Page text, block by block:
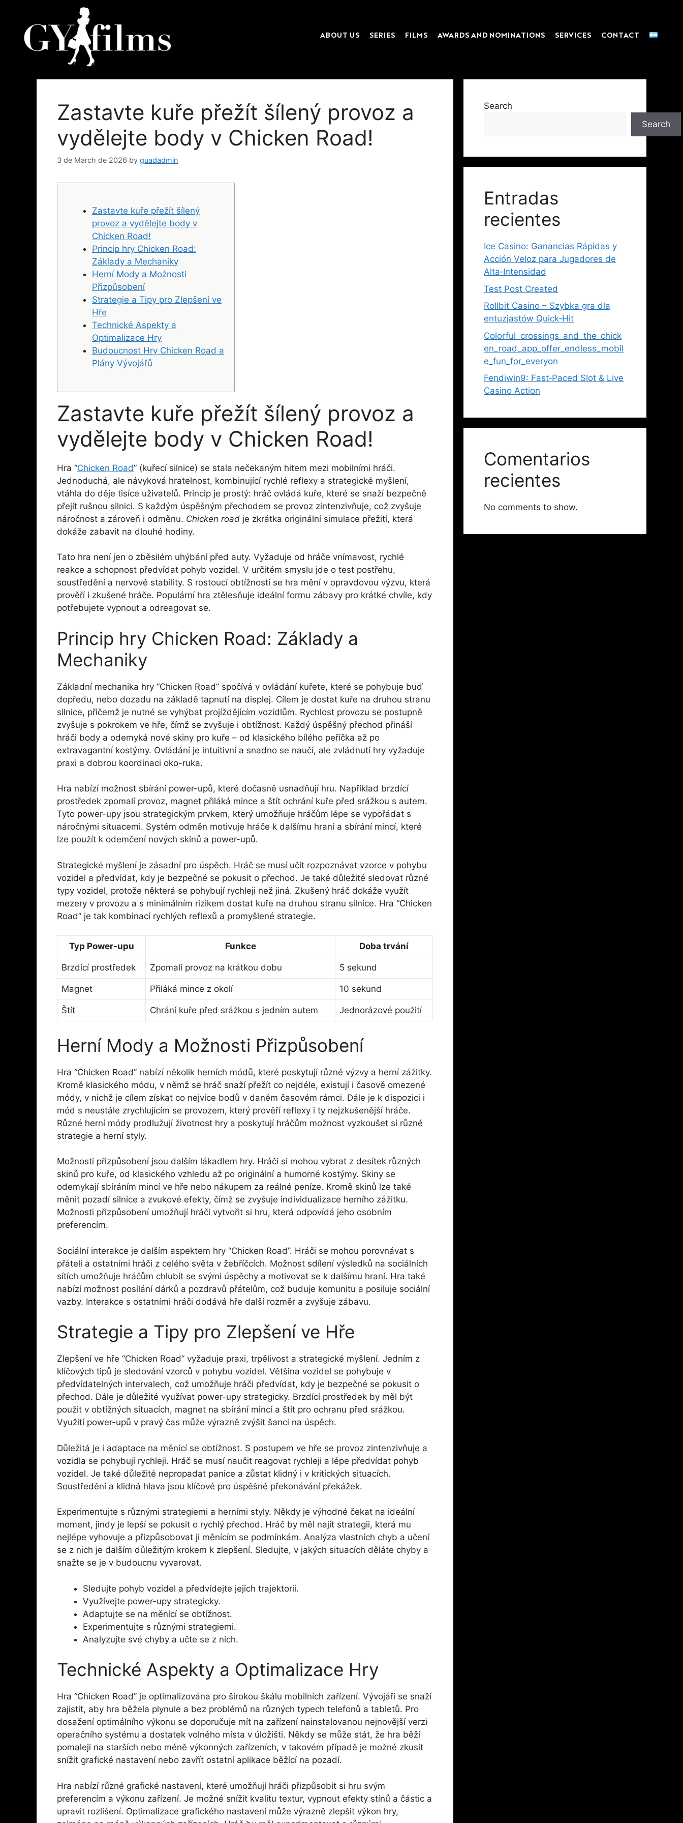
ABOUT US SERIES FILMS AWARDS AND NOMINATIONS SERVICES CONTACT
Zastavte kuře přežít šílený provoz a
vydělejte body v Chicken Road!
3 de March de 2026 by guadadmin
Zastavte kuře přežít šílený
provoz a vydělejte body v
Chicken Road!
Princip hry Chicken Road:
Základy a Mechaniky
Herní Mody a Možnosti
Přizpůsobení
Strategie a Tipy pro Zlepšení ve
Hře
Technické Aspekty a
Optimalizace Hry
Budoucnost Hry Chicken Road a
Plány Vývojářů
Zastavte kuře přežít šílený provoz a
vydělejte body v Chicken Road!
Hra “Chicken Road” (kuřecí silnice) se stala nečekaným hitem mezi mobilními hráči.
Jednoduchá, ale návyková hratelnost, kombinující rychlé reflexy a strategické myšlení,
vtáhla do děje tisíce uživatelů. Princip je prostý: hráč ovládá kuře, které se snaží bezpečně
přejít rušnou silnici. S každým úspěšným přechodem se provoz zintenzivňuje, což zvyšuje
náročnost a zároveň i odměnu. Chicken road je zkrátka originální simulace přežití, která
dokáže zabavit na dlouhé hodiny.
Tato hra není jen o zběsilém uhýbání před auty. Vyžaduje od hráče vnímavost, rychlé
reakce a schopnost předvídat pohyb vozidel. V určitém smyslu jde o test postřehu,
soustředění a nervové stability. S rostoucí obtížností se hra mění v opravdovou výzvu, která
prověří i zkušené hráče. Populární hra ztělesňuje ideální formu zábavy pro krátké chvíle, kdy
potřebujete vypnout a odreagovat se.
Princip hry Chicken Road: Základy a
Mechaniky
Základní mechanika hry “Chicken Road” spočívá v ovládání kuřete, které se pohybuje buď
dopředu, nebo dozadu na základě tapnutí na displej. Cílem je dostat kuře na druhou stranu
silnice, přičemž je nutné se vyhýbat projíždějícím vozidlům. Rychlost provozu se postupně
zvyšuje s pokrokem ve hře, čímž se zvyšuje i obtížnost. Každý úspěšný přechod přináší
hráči body a odemyká nové skiny pro kuře – od klasického bílého peříčka až po
extravagantní kostýmy. Ovládání je intuitivní a snadno se naučí, ale zvládnutí hry vyžaduje
praxi a dobrou koordinaci oko-ruka.
Hra nabízí možnost sbírání power-upů, které dočasně usnadňují hru. Například brzdící
prostředek zpomalí provoz, magnet přiláká mince a štít ochrání kuře před srážkou s autem.
Tyto power-upy jsou strategickým prvkem, který umožňuje hráčům lépe se vypořádat s
náročnými situacemi. Systém odměn motivuje hráče k dalšímu hraní a sbírání mincí, které
lze použít k odemčení nových skinů a power-upů.
Strategické myšlení je zásadní pro úspěch. Hráč se musí učit rozpoznávat vzorce v pohybu
vozidel a předvídat, kdy je bezpečné se pokusit o přechod. Je také důležité sledovat různé
typy vozidel, protože některá se pohybují rychleji než jiná. Zkušený hráč dokáže využít
mezery v provozu a s minimálním rizikem dostat kuře na druhou stranu silnice. Hra “Chicken
Road” je tak kombinací rychlých reflexů a promyšlené strategie.
Typ Power-upu Funkce Doba trvání
Brzdící prostředek Zpomalí provoz na krátkou dobu 5 sekund
Magnet Přiláká mince z okolí 10 sekund
Štít Chrání kuře před srážkou s jedním autem Jednorázové použití
Herní Mody a Možnosti Přizpůsobení
Hra “Chicken Road” nabízí několik herních módů, které poskytují různé výzvy a herní zážitky.
Kromě klasického módu, v němž se hráč snaží přežít co nejdéle, existují i časově omezené
módy, v nichž je cílem získat co nejvíce bodů v daném časovém rámci. Dále je k dispozici i
mód s neustále zrychlujícím se provozem, který prověří reflexy i ty nejzkušenější hráče.
Různé herní módy prodlužují životnost hry a poskytují hráčům možnost vyzkoušet si různé
strategie a herní styly.
Možnosti přizpůsobení jsou dalším lákadlem hry. Hráči si mohou vybrat z desítek různých
skinů pro kuře, od klasického vzhledu až po originální a humorné kostýmy. Skiny se
odemykají sbíráním mincí ve hře nebo nákupem za reálné peníze. Kromě skinů lze také
měnit pozadí silnice a zvukové efekty, čímž se zvyšuje individualizace herního zážitku.
Možnosti přizpůsobení umožňují hráči vytvořit si hru, která odpovídá jeho osobním
preferencím.
Sociální interakce je dalším aspektem hry “Chicken Road”. Hráči se mohou porovnávat s
přáteli a ostatními hráči z celého světa v žebříčcích. Možnost sdílení výsledků na sociálních
sítích umožňuje hráčům chlubit se svými úspěchy a motivovat se k dalšímu hraní. Hra také
nabízí možnost posílání dárků a pozdravů přátelům, což buduje komunitu a posiluje sociální
vazby. Interakce s ostatními hráči dodává hře další rozměr a zvyšuje zábavu.
Strategie a Tipy pro Zlepšení ve Hře
Zlepšení ve hře “Chicken Road” vyžaduje praxi, trpělivost a strategické myšlení. Jedním z
klíčových tipů je sledování vzorců v pohybu vozidel. Většina vozidel se pohybuje v
předvídatelných intervalech, což umožňuje hráči předvídat, kdy je bezpečné se pokusit o
přechod. Dále je důležité využívat power-upy strategicky. Brzdící prostředek by měl být
použit v obtížných situacích, magnet na sbírání mincí a štít pro ochranu před srážkou.
Využití power-upů v pravý čas může výrazně zvýšit šanci na úspěch.
Důležitá je i adaptace na měnící se obtížnost. S postupem ve hře se provoz zintenzivňuje a
vozidla se pohybují rychleji. Hráč se musí naučit reagovat rychleji a lépe předvídat pohyb
vozidel. Je také důležité nepropadat panice a zůstat klidný i v kritických situacích.
Soustředění a klidná hlava jsou klíčové pro úspěšné překonávání překážek.
Experimentujte s různými strategiemi a herními styly. Někdy je výhodné čekat na ideální
moment, jindy je lepší se pokusit o rychlý přechod. Hráč by měl najít strategii, která mu
nejlépe vyhovuje a přizpůsobovat ji měnícím se podmínkám. Analýza vlastních chyb a učení
se z nich je dalším důležitým krokem k zlepšení. Sledujte, v jakých situacích děláte chyby a
snažte se je v budoucnu vyvarovat.
Sledujte pohyb vozidel a předvídejte jejich trajektorii.
Využívejte power-upy strategicky.
Adaptujte se na měnící se obtížnost.
Experimentujte s různými strategiemi.
Analyzujte své chyby a učte se z nich.
Technické Aspekty a Optimalizace Hry
Hra “Chicken Road” je optimalizována pro širokou škálu mobilních zařízení. Vývojáři se snaží
zajistit, aby hra běžela plynule a bez problémů na různých typech telefonů a tabletů. Pro
dosažení optimálního výkonu se doporučuje mít na zařízení nainstalovanou nejnovější verzi
operačního systému a dostatek volného místa v úložišti. Někdy se může stát, že hra běží
pomaleji na starších nebo méně výkonných zařízeních, v takovém případě je možné zkusit
snížit grafické nastavení nebo zavřít ostatní aplikace běžící na pozadí.
Hra nabízí různé grafické nastavení, které umožňují hráči přizpůsobit si hru svým
preferencím a výkonu zařízení. Je možné snížit kvalitu textur, vypnout efekty stínů a částic a
upravit rozlišení. Optimalizace grafického nastavení může výrazně zlepšit výkon hry,
Search
Search
Entradas
recientes
Ice Casino: Ganancias Rápidas y
Acción Veloz para Jugadores de
Alta‑Intensidad
Test Post Created
Rollbit Casino – Szybka gra dla
entuzjastów Quick‑Hit
Colorful_crossings_and_the_chick
en_road_app_offer_endless_mobil
e_fun_for_everyon
Fendiwin9: Fast‑Paced Slot & Live
Casino Action
Comentarios
recientes
No comments to show.